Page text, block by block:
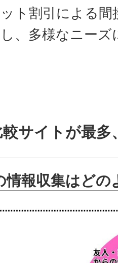
ト割引による
、多様なニー
サイトが最
情報収集はど